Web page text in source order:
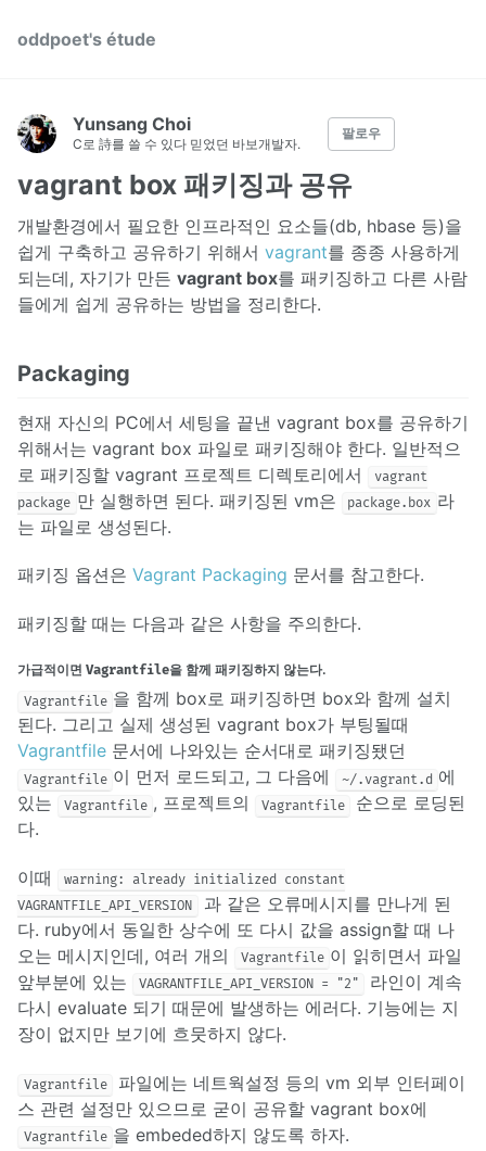
oddpoet's étude
Yunsang Choi
C로 詩를 쓸 수 있다 믿었던 바보개발자.
팔로우
vagrant box 패키징과 공유
개발환경에서 필요한 인프라적인 요소들(db, hbase 등)을
쉽게 구축하고 공유하기 위해서 vagrant를 종종 사용하게
되는데, 자기가 만든 vagrant box를 패키징하고 다른 사람
들에게 쉽게 공유하는 방법을 정리한다.
Packaging
현재 자신의 PC에서 세팅을 끝낸 vagrant box를 공유하기
위해서는 vagrant box 파일로 패키징해야 한다. 일반적으
로 패키징할 vagrant 프로젝트 디렉토리에서
vagrant
package 만 실행하면 된다. 패키징된 vm은 package.box 라
는 파일로 생성된다.
패키징 옵션은 Vagrant Packaging 문서를 참고한다.
패키징할 때는 다음과 같은 사항을 주의한다.
가급적이면 Vagrantfile을 함께 패키징하지 않는다.
Vagrantfile 을 함께 box로 패키징하면 box와 함께 설치
된다. 그리고 실제 생성된 vagrant box가 부팅될때
Vagrantfile 문서에 나와있는 순서대로 패키징됐던
Vagrantfile 이 먼저 로드되고, 그 다음에 ~/.vagrant.d 에
있는
Vagrantfile , 프로젝트의 Vagrantfile
순으로 로딩된
다.
이때
warning: already initialized constant
VAGRANTFILE_API_VERSION
과 같은 오류메시지를 만나게 된
다. ruby에서 동일한 상수에 또 다시 값을 assign할 때 나
오는 메시지인데, 여러 개의
Vagrantfile 이 읽히면서 파일
앞부분에 있는
VAGRANTFILE_API_VERSION = "2"
라인이 계속
다시 evaluate 되기 때문에 발생하는 에러다. 기능에는 지
장이 없지만 보기에 흐뭇하지 않다.
Vagrantfile
파일에는 네트웍설정 등의 vm 외부 인터페이
스 관련 설정만 있으므로 굳이 공유할 vagrant box에
Vagrantfile 을 embeded하지 않도록 하자.